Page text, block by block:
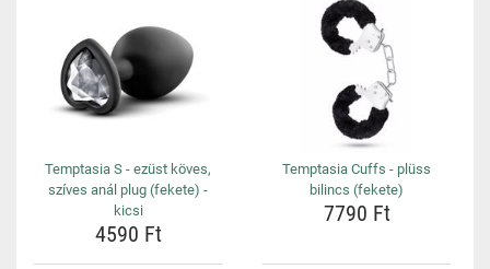
Temptasia S - ezüst köves,
szíves anál plug (fekete) -
kicsi
4590 Ft
Temptasia Cuffs - plüss
bilincs (fekete)
7790 Ft